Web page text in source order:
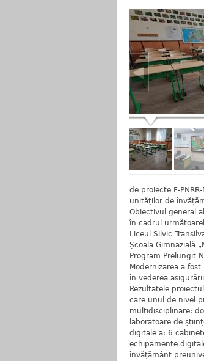
de proiecte F-
unităților de
Obiectivul general
în cadrul
Liceul Silvic
Școala Gimnazială
Program Prelungit
Modernizarea a
în vederea
Rezultatele
care unul de nivel
multidisciplinare;
laboratoare de
digitale a: 6
echipamente
învățământ